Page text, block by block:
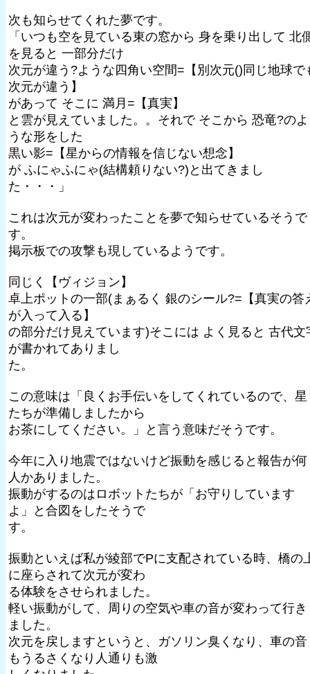
次も知らせてくれた夢です。
「いつも空を見ている東の窓から 身を乗り出して 北
を見ると 一部分だけ
次元が違う?ような四角い空間=【別次元()同じ地球で
次元が違う】
があって そこに 満月=【真実】
と雲が見えていました。。それで そこから 恐竜?のよ
うな形をした
黒い影=【星からの情報を信じない想念】
が ふにゃふにゃ(結構頼りない?)と出てきまし
た・・・」
これは次元が変わったことを夢で知らせているそうで
す。
掲示板での攻撃も現しているようです。
同じく【ヴィジョン】
卓上ポットの一部(まぁるく 銀のシール?=【真実の答
が入って入る】
の部分だけ見えています)そこには よく見ると 古代文
が書かれてありまし
た。
この意味は「良くお手伝いをしてくれているので、星
たちが準備しましたから
お茶にしてください。」と言う意味だそうです。
今年に入り地震ではないけど振動を感じると報告が何
人かありました。
振動がするのはロボットたちが「お守りしています
よ」と合図をしたそうで
す。
振動といえば私が綾部でPに支配されている時、橋の
に座らされて次元が変わ
る体験をさせられました。
軽い振動がして、周りの空気や車の音が変わって行き
ました。
次元を戻しますというと、ガソリン臭くなり、車の音
もうるさくなり人通りも激